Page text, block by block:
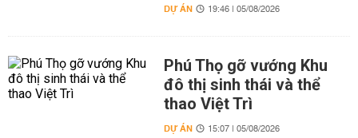
DỰ ÁN 19:46 | 05/08/2026
Phú Thọ gỡ vướng Khu
đô thị sinh thái và thể
thao Việt Trì
DỰ ÁN 15:07 | 05/08/2026